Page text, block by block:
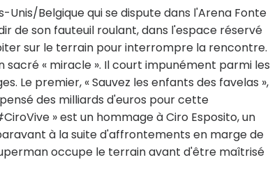
Unis/Belgique qui se dispute dans l'Arena Fonte
de son fauteuil roulant, dans l'espace réservé
sur le terrain pour interrompre la rencontre.
« miracle ». Il court impunément parmi les
Le premier, « Sauvez les enfants des favelas »,
des milliards d'euros pour cette
» est un hommage à Ciro Esposito, un
à la suite d'affrontements en marge de
occupe le terrain avant d'être maîtrisé